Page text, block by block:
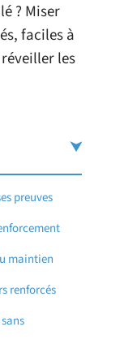
? Miser
faciles à
les
preuves
maintien
renforcés